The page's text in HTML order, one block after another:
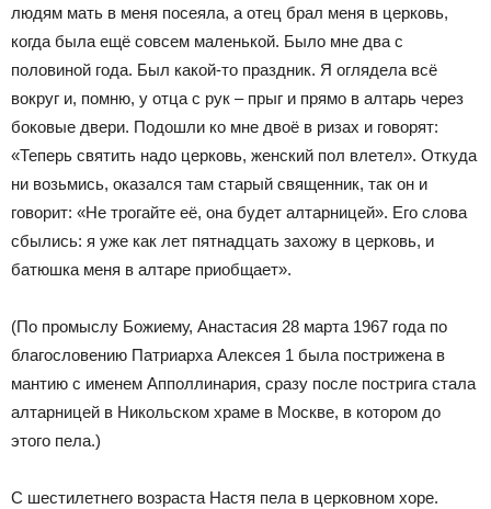
людям мать в меня посеяла, а отец брал меня в церковь,
когда была ещё совсем маленькой. Было мне два с
половиной года. Был какой-то праздник. Я оглядела всё
вокруг и, помню, у отца с рук – прыг и прямо в алтарь через
боковые двери. Подошли ко мне двоё в ризах и говорят:
«Теперь святить надо церковь, женский пол влетел». Откуда
ни возьмись, оказался там старый священник, так он и
говорит: «Не трогайте её, она будет алтарницей». Его слова
сбылись: я уже как лет пятнадцать захожу в церковь, и
батюшка меня в алтаре приобщает».
(По промыслу Божиему, Анастасия 28 марта 1967 года по
благословению Патриарха Алексея 1 была пострижена в
мантию с именем Апполлинария, сразу после пострига стала
алтарницей в Никольском храме в Москве, в котором до
этого пела.)
С шестилетнего возраста Настя пела в церковном хоре.